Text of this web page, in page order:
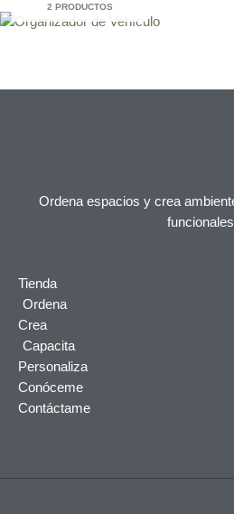
2 PRODUCTOS
Ordena espacios y crea
Tienda
Ordena
Crea
Capacita
Personaliza
Conóceme
Contáctame